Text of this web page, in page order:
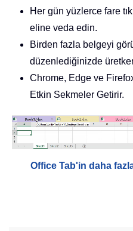
Her gün yüzlerce fare
eline veda edin.
Birden fazla belgeyi
düzenlediğinizde
Chrome, Edge ve
Etkin Sekmeler Getirir.
Office Tab'in daha